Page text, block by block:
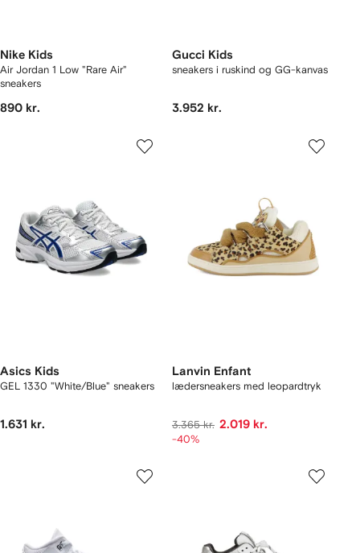
Nike Kids
Air Jordan 1 Low "Rare Air"
sneakers
890 kr.
Gucci Kids
sneakers i ruskind og GG-kanvas
3.952 kr.
Asics Kids
GEL 1330 "White/Blue" sneakers
1.631 kr.
Lanvin Enfant
lædersneakers med leopardtryk
3.365 kr. 2.019 kr.
-40%